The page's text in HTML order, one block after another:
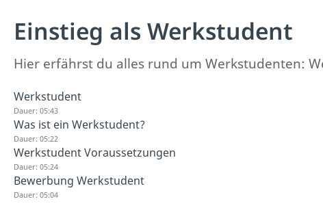
Einstieg als Werkstudent
Hier erfährst du alles rund um Werkstudenten:
Werkstudent
Dauer: 05:43
Was ist ein Werkstudent?
Dauer: 05:22
Werkstudent Voraussetzungen
Dauer: 05:24
Bewerbung Werkstudent
Dauer: 05:04